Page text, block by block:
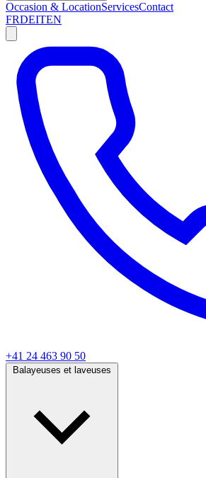
Occasion & LocationServicesContact
FRDEITEN
+41 24 463 90 50